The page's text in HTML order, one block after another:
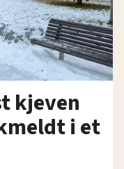
kjeven
i et